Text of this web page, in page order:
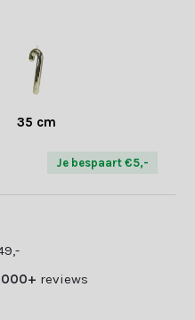
35 cm
Je bespaart €5,-
reviews